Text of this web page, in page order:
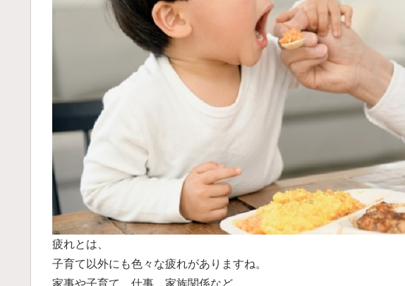
疲れとは、
子育て以外にも色々な疲れがありますね。
家事や子育て、仕事、家族関係など、